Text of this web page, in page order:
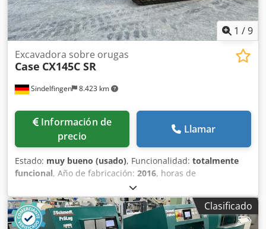
1 /9
Sindelfingen 8.423 km
Excavadora sobre orugas
Case CX145C SR
Información de
precio
Llamar
Estado: muy bueno (usado), Funcionalidad: totalmente
funcional, Año de fabricación: 2016, horas de
, * 11.500 horas de trabajo * Peso
operativo: 15.700 kg * Potencia del motor: 77 kW Djdpfx
Ahey Rm H Eouskr * Zapatas Roadliner * Acoplador rápido
hidráulico * Aire acondicionado
Clasificado